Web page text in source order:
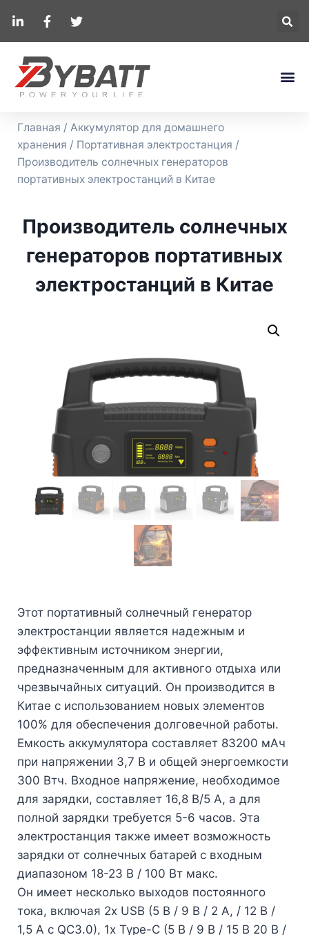
Главная / Аккумулятор для домашнего
хранения / Портативная электростанция /
Производитель солнечных генераторов
портативных электростанций в Китае
Производитель солнечных
генераторов портативных
электростанций в Китае
Этот портативный солнечный генератор
электростанции является надежным и
эффективным источником энергии,
предназначенным для активного отдыха или
чрезвычайных ситуаций. Он производится в
Китае с использованием новых элементов
100% для обеспечения долговечной работы.
Емкость аккумулятора составляет 83200 мАч
при напряжении 3,7 В и общей энергоемкости
300 Втч. Входное напряжение, необходимое
для зарядки, составляет 16,8 В/5 А, а для
полной зарядки требуется 5-6 часов. Эта
электростанция также имеет возможность
зарядки от солнечных батарей с входным
диапазоном 18-23 В / 100 Вт макс.
Он имеет несколько выходов постоянного
тока, включая 2x USB (5 В / 9 В / 2 А, / 12 В /
1,5 А с QC3.0), 1x Type-C (5 В / 9 В / 15 В 20 В /